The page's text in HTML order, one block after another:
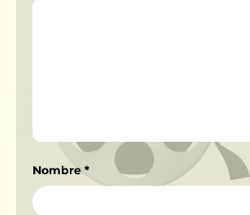
Nombre *